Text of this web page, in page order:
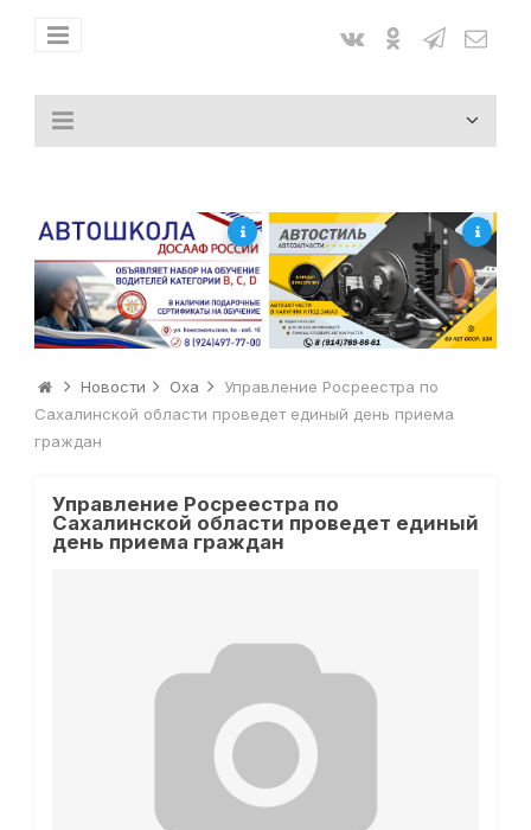
Новости Оха
Управление Росреестра по
Сахалинской области проведет единый день приема
граждан
Управление Росреестра по
Сахалинской области проведет единый
день приема граждан